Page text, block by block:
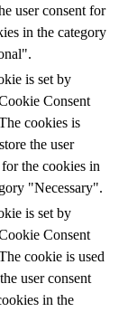
user consent for
in the category
is set by
Consent
cookies is
the user
the cookies in
"Necessary".
is set by
Consent
cookie is used
user consent
in the